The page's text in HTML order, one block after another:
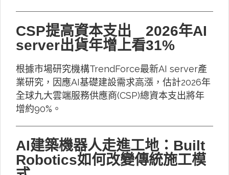
CSP提高資本支出 2026年AI
server出貨年增上看31%
根據市場研究機構TrendForce最新AI server產
業研究，因應AI基礎建設需求高漲，估計2026年
全球九大雲端服務供應商(CSP)總資本支出將年
增約90%。
AI建築機器人走進工地：Built
Robotics如何改變傳統施工模